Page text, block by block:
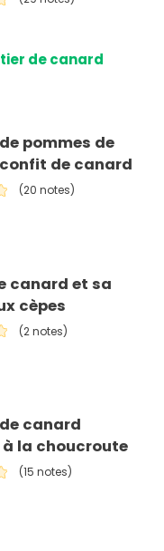
de canard
pommes de
de canard
(20 notes)
canard et sa
cèpes
(2 notes)
canard
la choucroute
(15 notes)